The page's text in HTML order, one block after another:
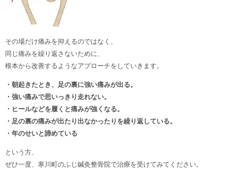
その場だけ痛みを抑えるのではなく、
同じ痛みを繰り返さないために、
根本から改善するようなアプローチをしていきます。
・朝起きたとき、足の裏に強い痛みが出る。
・強い痛みで思いっきり走れない。
・ヒールなどを履くと痛みが強くなる。
・足の裏の痛みが出たり出なかったりを繰り返している。
・年のせいと諦めている
という方、
ぜひ一度、寒川町のふじ鍼灸整骨院で治療を受けてみてください。